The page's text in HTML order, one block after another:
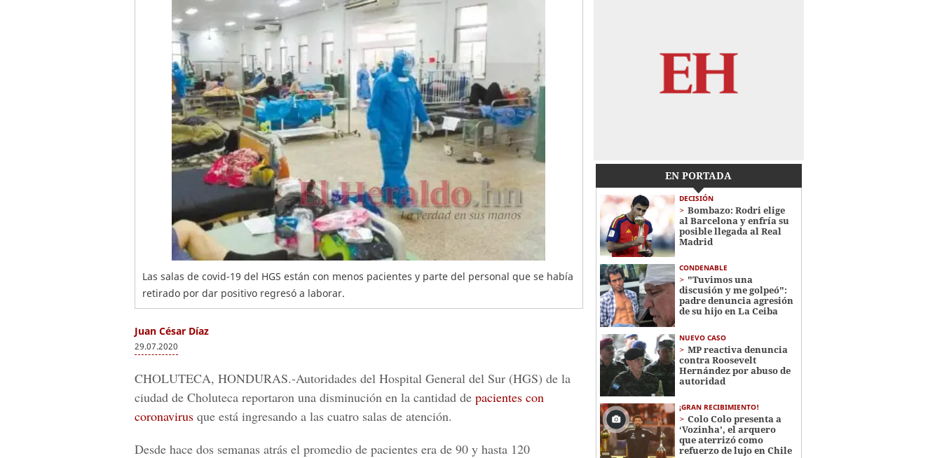
Las salas de covid-19 del HGS están con menos pacientes y parte del personal que se había
retirado por dar positivo regresó a laborar.
Juan César Díaz
29.07.2020
CHOLUTECA, HONDURAS.-Autoridades del Hospital General del Sur (HGS) de la
ciudad de Choluteca reportaron una disminución en la cantidad de pacientes con
coronavirus que está ingresando a las cuatro salas de atención.
Desde hace dos semanas atrás el promedio de pacientes era de 90 y hasta 120
EN PORTADA
DECISIÓN
Bombazo: Rodri elige
al Barcelona y enfría su
posible llegada al Real
Madrid
CONDENABLE
"Tuvimos una
discusión y me golpeó":
padre denuncia agresión
de su hijo en La Ceiba
NUEVO CASO
MP reactiva denuncia
contra Roosevelt
Hernández por abuso de
autoridad
¡GRAN RECIBIMIENTO!
Colo Colo presenta a
‘Vozinha’, el arquero
que aterrizó como
refuerzo de lujo en Chile